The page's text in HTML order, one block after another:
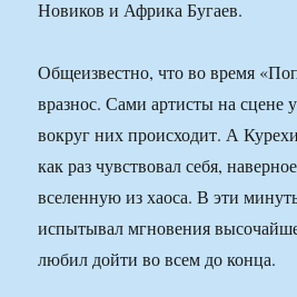
Новиков и Африка Бугаев.
Общеизвестно, что во время
вразнос. Сами артисты на сцене
вокруг них происходит. А
как раз чувствовал себя,
вселенную из хаоса. В эти
испытывал мгновения
любил дойти во всем до конца.